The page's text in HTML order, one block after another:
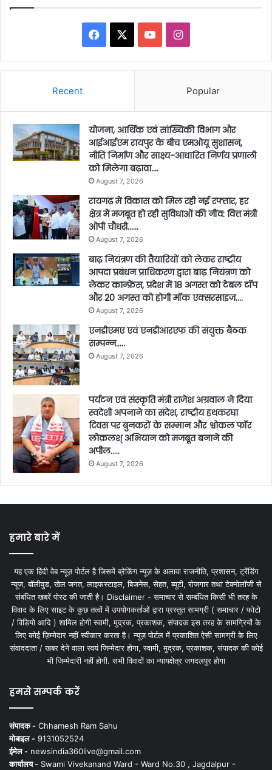
Facebook YouTubeInstagram
Recent Popular
योजना, आर्थिक एवं सांख्यिकी विभाग और
आईआईएम रायपुर के बीच एमओयू सुशासन,
नीति निर्माण और साक्ष्य-आधारित निर्णय प्रणाली
को मिलेगा बढ़ावा….
August 7, 2026
रायगढ़ में विकास को मिल रही नई रफ्तार, हर
क्षेत्र में मजबूत हो रही सुविधाओं की नींव: वित्त मंत्री
ओपी चौधरी……
August 7, 2026
बाढ़ नियंत्रण की तैयारियों को लेकर राष्ट्रीय
आपदा प्रबंधन प्राधिकरण द्वारा बाढ़ नियंत्रण को
लेकर कान्फ्रेंस, प्रदेश में 18 अगस्त को टेबल टॉप
और 20 अगस्त को होगी मॉक एक्सरसाइज….
August 7, 2026
एनडीएमए एवं एनडीआरएफ की संयुक्त बैठक
सम्पन्न…..
August 7, 2026
पर्यटन एवं संस्कृति मंत्री राजेश अग्रवाल ने दिया
स्वदेशी अपनाने का संदेश, राष्ट्रीय हथकरघा
दिवस पर बुनकरों के सम्मान और श्वोकल फॉर
लोकलश् अभियान को मजबूत बनाने की
अपील…..
August 7, 2026
हमारे बारे में
यह एक हिंदी वेब न्यूज़ पोर्टल है जिसमें ब्रेकिंग न्यूज़ के अलावा राजनीति, प्रशासन, ट्रेंडिंग
न्यूज, बॉलीवुड, खेल जगत, लाइफस्टाइल, बिजनेस, सेहत, ब्यूटी, रोजगार तथा टेक्नोलॉजी से
संबंधित खबरें पोस्ट की जाती है। Disclaimer - समाचार से सम्बंधित किसी भी तरह के
विवाद के लिए साइट के कुछ तत्वों में उपयोगकर्ताओं द्वारा प्रस्तुत सामग्री ( समाचार / फोटो
/ विडियो आदि ) शामिल होगी स्वामी, मुद्रक, प्रकाशक, संपादक इस तरह के सामग्रियों के
लिए कोई ज़िम्मेदार नहीं स्वीकार करता है। न्यूज़ पोर्टल में प्रकाशित ऐसी सामग्री के लिए
संवाददाता / खबर देने वाला स्वयं जिम्मेदार होगा, स्वामी, मुद्रक, प्रकाशक, संपादक की कोई
भी जिम्मेदारी नहीं होगी. सभी विवादों का न्यायक्षेत्र जगदलपुर होगा
हमसे सम्पर्क करें
संपादक - Chhamesh Ram Sahu
मोबाइल - 9131052524
ईमेल - newsindia360live@gmail.com
कार्यालय - Swami Vivekanand Ward - Ward No.30 , Jagdalpur -